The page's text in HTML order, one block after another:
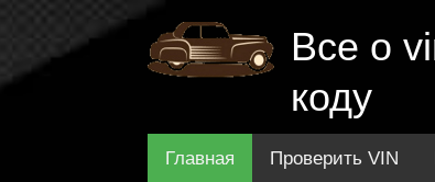
Все о
коду
Главная Проверить VIN